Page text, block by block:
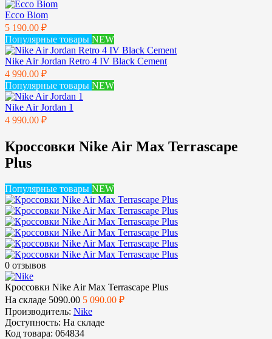
Ecco Biom
5 190.00 ₽
Популярные товары NEW
Nike Air Jordan Retro 4 IV Black Cement
4 990.00 ₽
Популярные товары NEW
Nike Air Jordan 1
4 990.00 ₽
Кроссовки Nike Air Max Terrascape
Plus
Популярные товары NEW
0 отзывов
Кроссовки Nike Air Max Terrascape Plus
На складе 5090.00 5 090.00 ₽
Производитель: Nike
Доступность: На складе
Код товара: 064834